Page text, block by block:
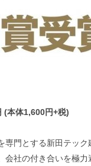
本体1,600円+税)
専門とする新田テック
会社の付き合いを極力